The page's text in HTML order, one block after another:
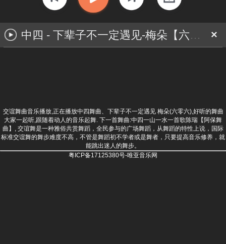
×
中四 - 下辈子不一定遇见-梅朵【六零六】
交谊舞曲音乐播放,正在播放中四舞曲、下辈子不一定遇见 梅朵(六零六),好听的舞曲
大家一起听,跟随着动人的音乐起舞. 下一首舞曲:中四一山一水一首歌陈瑞【阿保舞
曲】 , 交谊舞是一种雅俗共赏舞蹈，全民参与的广场舞蹈，从舞蹈的特性上说，国际
标准交谊舞的舞步难度不高，不管是舞蹈初不学者或是舞者，只要提高音乐修养，就
能跳出迷人的舞步。
粤ICP备17125380号-唯亚音乐网